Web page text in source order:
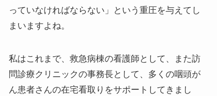
っていなければならない」という重圧を与えてし
まいますよね。
私はこれまで、救急病棟の看護師として、また訪
問診療クリニックの事務長として、多くの咽頭が
ん患者さんの在宅看取りをサポートしてきまし